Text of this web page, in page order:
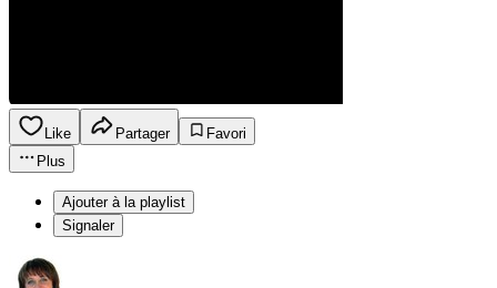
Like Partager
Favori
Plus
Ajouter à la playlist
Signaler